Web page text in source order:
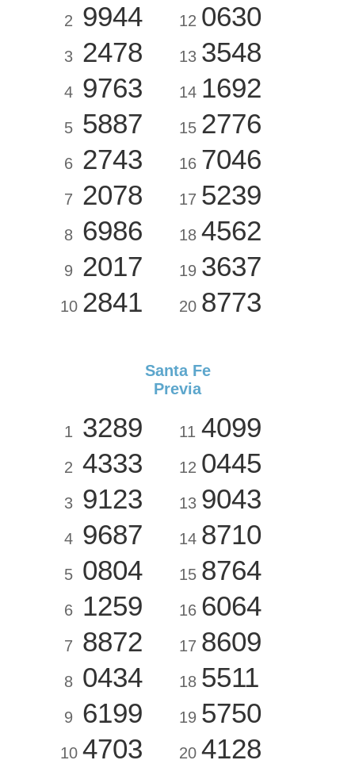
2 9944
3 2478
4 9763
5 5887
6 2743
7 2078
8 6986
9 2017
10 2841
12 0630
13 3548
14 1692
15 2776
16 7046
17 5239
18 4562
19 3637
20 8773
Santa Fe
Previa
1 3289
2 4333
3 9123
4 9687
5 0804
6 1259
7 8872
8 0434
9 6199
10 4703
11 4099
12 0445
13 9043
14 8710
15 8764
16 6064
17 8609
18 5511
19 5750
20 4128